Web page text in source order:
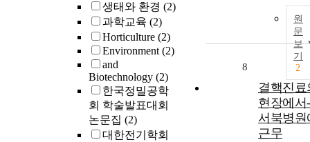
생태와 환경 (2)
과학교육 (2)
Horticulture (2)
Environment(2)
and
Biotechnology (2)
한국정밀공학
회 학술발표대회
논문집 (2)
대한전기학회
원
문
보
기
2
8
결핵진료
현장에서-
서북병원
근무